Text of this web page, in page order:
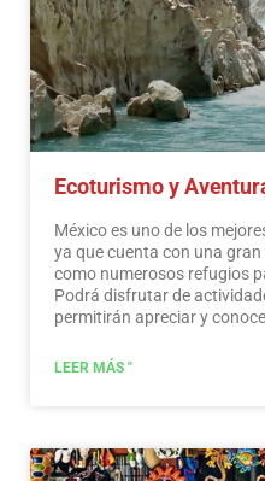
Ecoturismo y
México es uno de los
ya que cuenta con una
como numerosos refugios
Podrá disfrutar de
permitirán apreciar y
atracciones naturales,
mucho más, creemos que
ecoturismo.Leer más
LEER MÁS "